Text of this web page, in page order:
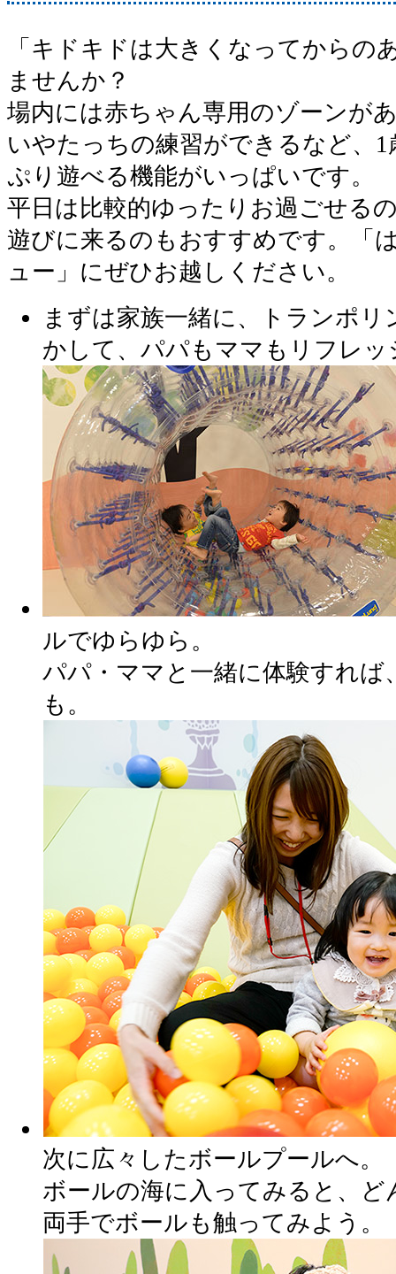
「キドキドは大きくなってからの
ませんか？
場内には赤ちゃん専用のゾーンが
いやたっちの練習ができるなど、
ぷり遊べる機能がいっぱいです。
平日は比較的ゆったりお過ごせる
遊びに来るのもおすすめです。「
ュー」にぜひお越しください。
まずは家族一緒に、トランポリ
かして、パパもママもリフレッ
ルでゆらゆら。
パパ・ママと一緒に体験すれ
も。
次に広々したボールプールへ。
ボールの海に入ってみると、ど
両手でボールも触ってみよう。